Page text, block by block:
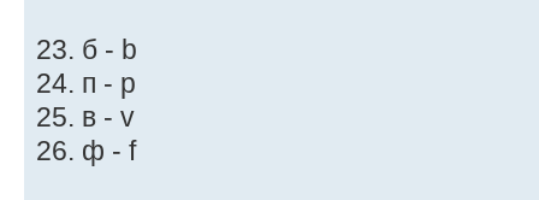
23. б - b
24. п - p
25. в - v
26. ф - f